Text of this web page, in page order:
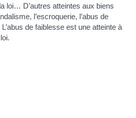
loi… D’autres atteintes aux biens
l’escroquerie, l’abus de
de faiblesse est une atteinte à